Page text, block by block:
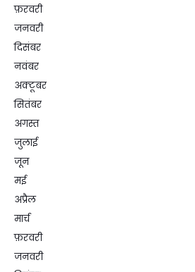
फ़रवरी
जनवरी
दिसंबर
नवंबर
अक्टूबर
सितंबर
अगस्त
जुलाई
जून
मई
अप्रैल
मार्च
फ़रवरी
जनवरी